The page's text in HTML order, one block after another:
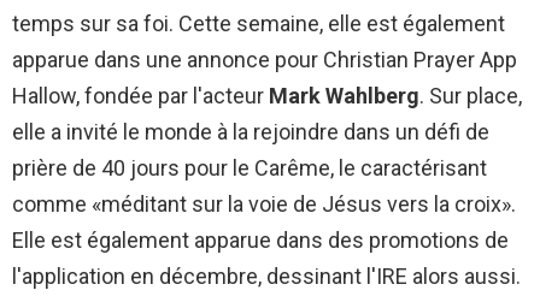
temps sur sa foi. Cette semaine, elle est également
apparue dans une annonce pour Christian Prayer App
Hallow, fondée par l'acteur Mark Wahlberg. Sur place,
elle a invité le monde à la rejoindre dans un défi de
prière de 40 jours pour le Carême, le caractérisant
comme «méditant sur la voie de Jésus vers la croix».
Elle est également apparue dans des promotions de
l'application en décembre, dessinant l'IRE alors aussi.